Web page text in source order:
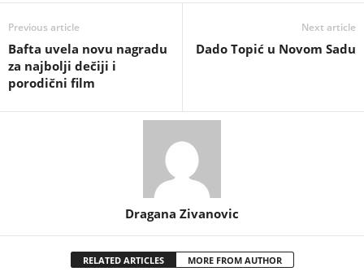
Previous article
Bafta uvela novu nagradu
za najbolji dečiji i
porodični film
Next article
Dado Topić u Novom Sadu
Dragana Zivanovic
RELATED ARTICLES MORE FROM AUTHOR